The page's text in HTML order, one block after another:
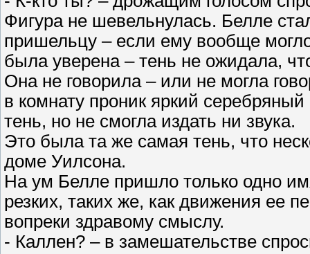
Фигура не шевельнулась. Белле
пришельцу – если ему вообще
была уверена – тень не ожидала,
Она не говорила – или не могла
в комнату проник яркий
тень, но не смогла издать ни звука.
Это была та же самая тень, что
доме Уилсона.
На ум Белле пришло только одно
резких, таких же, как движения ее
вопреки здравому смыслу.
- Каллен? – в замешательстве